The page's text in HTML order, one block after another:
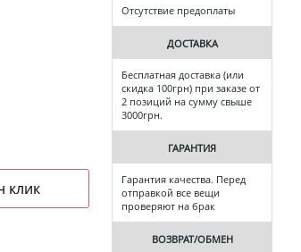
Отсутствие предоплаты
ДОСТАВКА
Бесплатная доставка (или
скидка 100грн) при заказе от
2 позиций на сумму свыше
3000грн.
ГАРАНТИЯ
Гарантия качества. Перед
отправкой все вещи
проверяют на брак
ВОЗВРАТ/ОБМЕН